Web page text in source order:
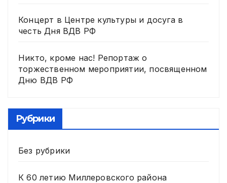
Концерт в Центре культуры и досуга в
честь Дня ВДВ РФ
Никто, кроме нас! Репортаж о
торжественном мероприятии, посвященном
Дню ВДВ РФ
Рубрики
Без рубрики
К 60 летию Миллеровского района